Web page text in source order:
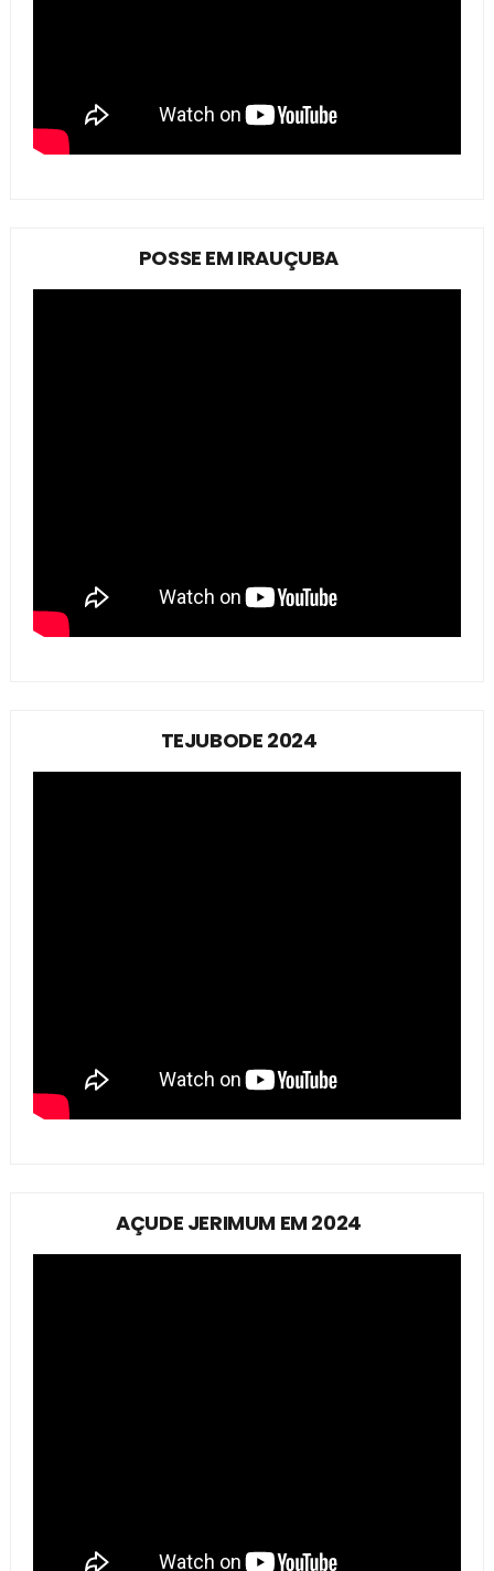
POSSE EM IRAUÇUBA
TEJUBODE 2024
AÇUDE JERIMUM EM 2024